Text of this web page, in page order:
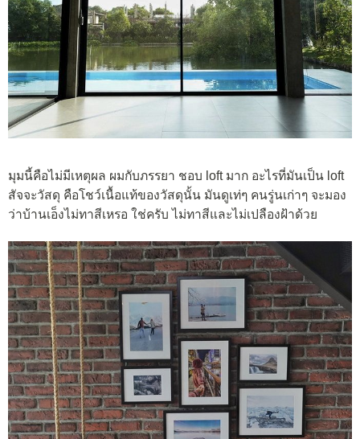
มุมนี้คือไม่มีเหตุผล ผมกับภรรยา ชอบ loft มาก อะไรที่มันเป็น loft
สัจจะวัสดุ คือโชว์เนื้อแท้ของวัสดุนั้น มันดูเท่ๆ คนรู่นเก่าๆ จะมอง
ว่าบ้านเอ็งไม่ทาสีเหรอ ใช่ครับ ไม่ทาสีและไม่เปลืองฝ้าด้วย